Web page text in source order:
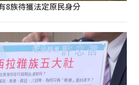
8族待獲法定原民身分